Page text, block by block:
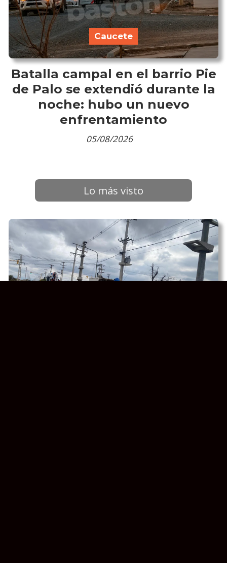
Batalla campal en el barrio Pie
de Palo se extendió durante la
noche: hubo un nuevo
enfrentamiento
Caucete
05/08/2026
Lo más visto